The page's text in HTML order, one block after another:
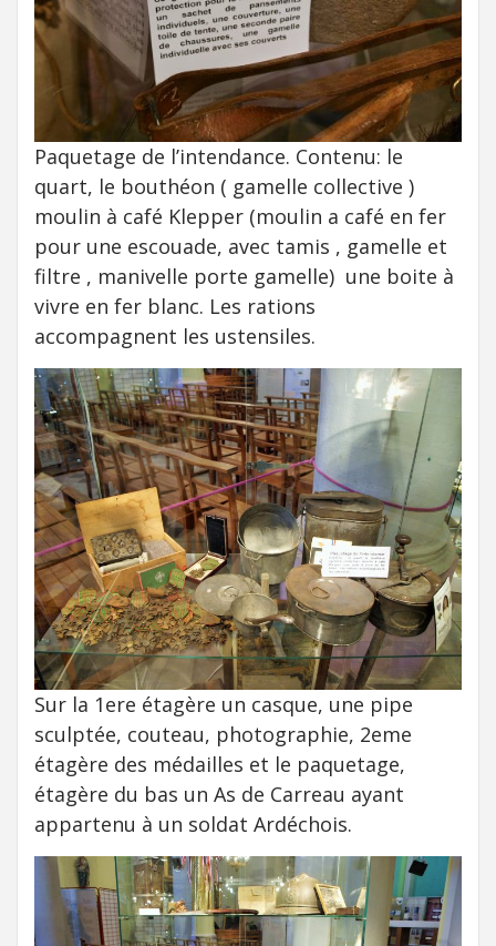
Paquetage de l’intendance. Contenu: le
quart, le bouthéon ( gamelle collective )
moulin à café Klepper (moulin a café en fer
pour une escouade, avec tamis , gamelle et
filtre , manivelle porte gamelle) une boite à
vivre en fer blanc. Les rations
accompagnent les ustensiles.
Sur la 1ere étagère un casque, une pipe
sculptée, couteau, photographie, 2eme
étagère des médailles et le paquetage,
étagère du bas un As de Carreau ayant
appartenu à un soldat Ardéchois.